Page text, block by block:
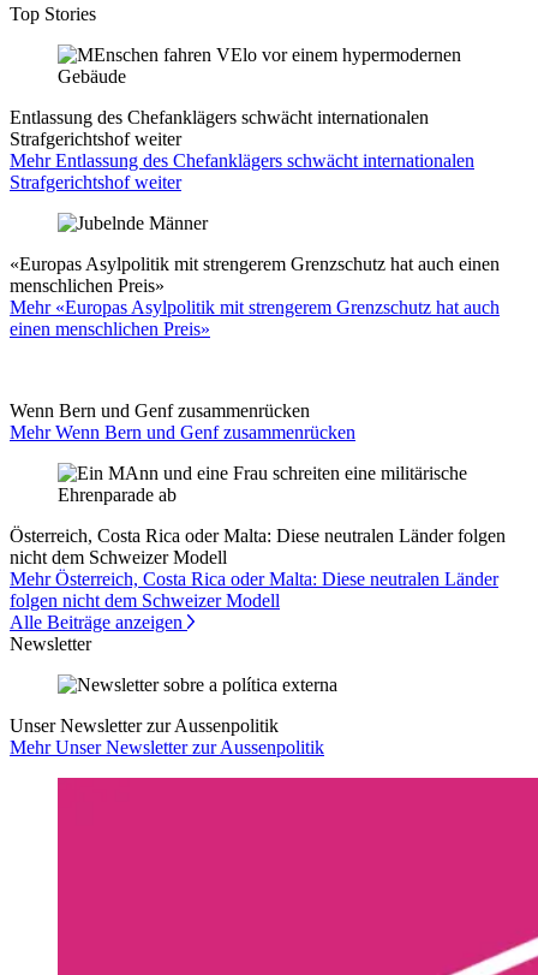
Top Stories
Entlassung des Chefanklägers schwächt internationalen
Strafgerichtshof weiter
Mehr Entlassung des Chefanklägers schwächt internationalen
Strafgerichtshof weiter
«Europas Asylpolitik mit strengerem Grenzschutz hat auch einen
menschlichen Preis»
Mehr «Europas Asylpolitik mit strengerem Grenzschutz hat auch
einen menschlichen Preis»
Wenn Bern und Genf zusammenrücken
Mehr Wenn Bern und Genf zusammenrücken
Österreich, Costa Rica oder Malta: Diese neutralen Länder folgen
nicht dem Schweizer Modell
Mehr Österreich, Costa Rica oder Malta: Diese neutralen Länder
folgen nicht dem Schweizer Modell
Alle Beiträge anzeigen
Newsletter
Unser Newsletter zur Aussenpolitik
Mehr Unser Newsletter zur Aussenpolitik